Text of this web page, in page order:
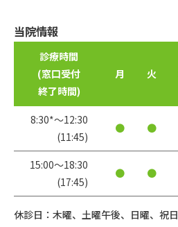
当院情報
診療時間
(窓口受付
終了時間)
月 火
8:30*〜12:30
(11:45)
● ●
15:00〜18:30
(17:45)
● ●
休診日：木曜、土曜午後、日曜、祝日